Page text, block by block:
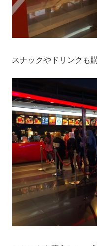
スナックやドリンクも